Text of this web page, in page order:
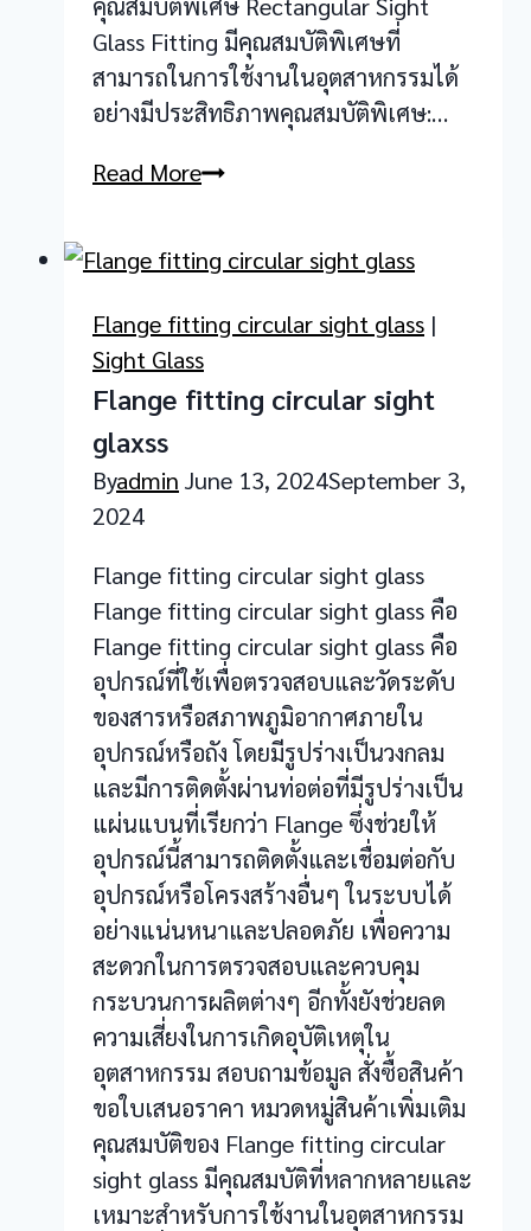
Glass Fitting มีคุณสมบัติพิเศษที่
สามารถในการใช้งานในอุตสาหกรรมได้
อย่างมีประสิทธิภาพคุณสมบัติพิเศษ:…
Read MoreRectangular
Fitting
Flange fitting circular sight glass |
Sight Glass
Flange fitting circular sight
glaxss
Byadmin June 13, 2024September 3,
2024
Flange fitting circular sight glass
Flange fitting circular sight glass คือ
Flange fitting circular sight glass คือ
อุปกรณ์ที่ใช้เพื่อตรวจสอบและวัดระดับ
ของสารหรือสภาพภูมิอากาศภายใน
อุปกรณ์หรือถัง โดยมีรูปร่างเป็นวงกลม
และมีการติดตั้งผ่านท่อต่อที่มีรูปร่างเป็น
แผ่นแบนที่เรียกว่า Flange ซึ่งช่วยให้
อุปกรณ์นี้สามารถติดตั้งและเชื่อมต่อกับ
อุปกรณ์หรือโครงสร้างอื่นๆ ในระบบได้
อย่างแน่นหนาและปลอดภัย เพื่อความ
สะดวกในการตรวจสอบและควบคุม
กระบวนการผลิตต่างๆ อีกทั้งยังช่วยลด
ความเสี่ยงในการเกิดอุบัติเหตุใน
อุตสาหกรรม สอบถามข้อมูล สั่งซื้อสินค้า
ขอใบเสนอราคา หมวดหมู่สินค้าเพิ่มเติม
คุณสมบัติของ Flange fitting circular
sight glass มีคุณสมบัติที่หลากหลายและ
เหมาะสำหรับการใช้งานในอุตสาหกรรม